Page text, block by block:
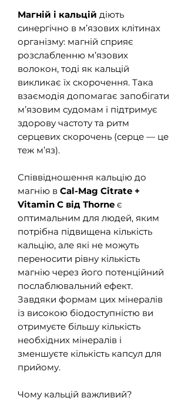
Магній і кальцій діють
синергічно в м’язових клітинах
організму: магній сприяє
розслабленню м’язових
волокон, тоді як кальцій
викликає їх скорочення. Така
взаємодія допомагає запобігати
м’язовим судомам і підтримує
здорову частоту та ритм
серцевих скорочень (серце — це
теж м’яз).
Співвідношення кальцію до
магнію в Cal-Mag Citrate +
Vitamin C від Thorne є
оптимальним для людей, яким
потрібна підвищена кількість
кальцію, але які не можуть
переносити рівну кількість
магнію через його потенційний
послаблювальний ефект.
Завдяки формам цих мінералів
із високою біодоступністю ви
отримуєте більшу кількість
необхідних мінералів і
зменшуєте кількість капсул для
прийому.
Чому кальцій важливий?